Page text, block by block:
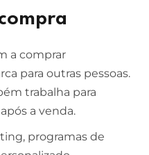
a comprar
para outras pessoas.
trabalha para
a venda.
programas de